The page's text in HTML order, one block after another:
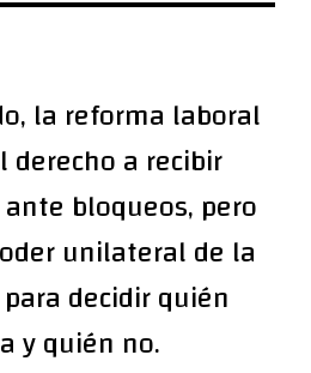
la reforma laboral
derecho a recibir
bloqueos, pero
unilateral de la
decidir quién
y quién no.